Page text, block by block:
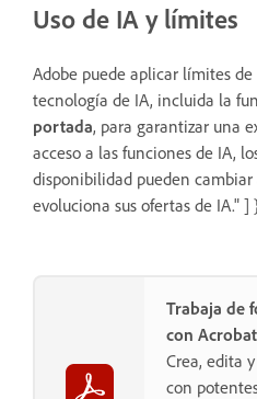
Uso de IA y límites
Adobe puede aplicar límites
tecnología de IA, incluida la
portada, para garantizar una
acceso a las funciones de IA,
disponibilidad pueden
evoluciona sus ofertas de IA." ]
Trabaja de
con
Crea, edita
con